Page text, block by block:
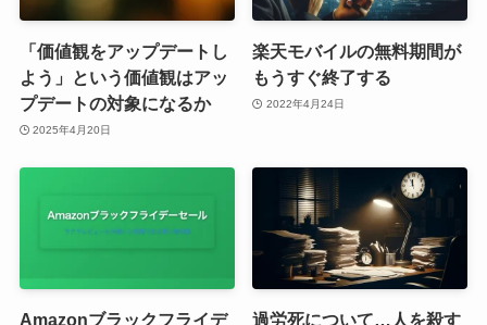
「価値観をアップデートし
よう」という価値観はアッ
プデートの対象になるか
2025年4月20日
楽天モバイルの無料期間が
もうすぐ終了する
2022年4月24日
Amazonブラックフライデ 過労死について…人を殺す